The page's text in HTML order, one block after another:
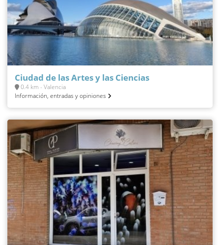
Ciudad de las Artes y las Ciencias
0.4 km - Valencia
Información, entradas y opiniones